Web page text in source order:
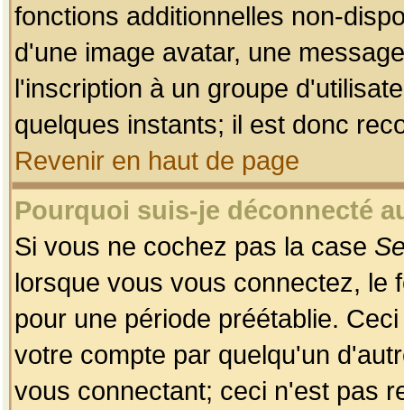
fonctions additionnelles non-
d'une image avatar, une
l'inscription à un groupe
quelques instants; il est donc
Revenir en haut de page
Pourquoi suis-je déconnecté
Si vous ne cochez pas la case
lorsque vous vous connectez, le
pour une période préétablie.
votre compte par quelqu'un
vous connectant; ceci n'est pas